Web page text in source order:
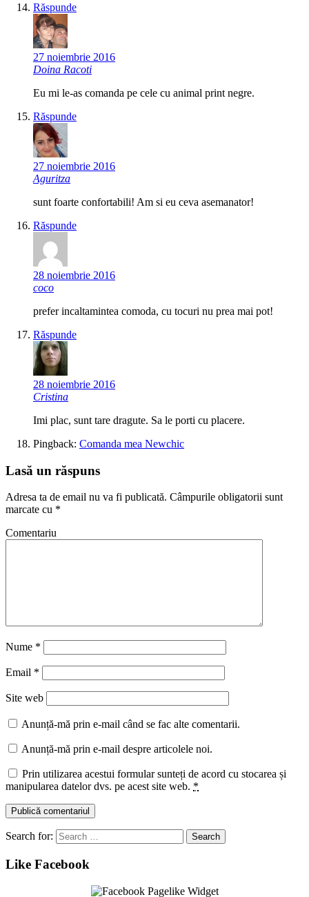
Răspunde
27 noiembrie 2016
Doina Racoti
Eu mi le-as comanda pe cele cu animal print negre.
Răspunde
27 noiembrie 2016
Aguritza
sunt foarte confortabili! Am si eu ceva asemanator!
Răspunde
28 noiembrie 2016
coco
prefer incaltamintea comoda, cu tocuri nu prea mai pot!
Răspunde
28 noiembrie 2016
Cristina
Imi plac, sunt tare dragute. Sa le porti cu placere.
Pingback: Comanda mea Newchic
Lasă un răspuns
Adresa ta de email nu va fi publicată. Câmpurile obligatorii sunt
marcate cu *
Comentariu
Nume *
Email *
Site web
Anunță-mă prin e-mail când se fac alte comentarii.
Anunță-mă prin e-mail despre articolele noi.
Prin utilizarea acestui formular sunteți de acord cu stocarea și
manipularea datelor dvs. pe acest site web. *
Search for:
Like Facebook